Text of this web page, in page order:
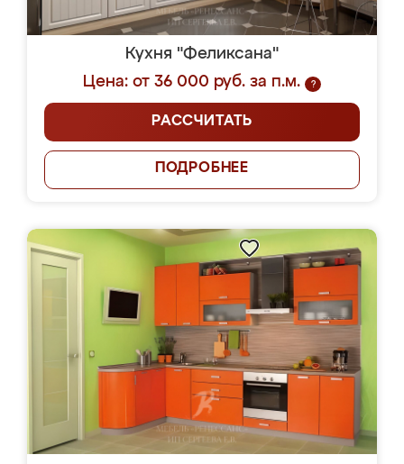
Кухня "Феликсана"
Цена: от 36 000 руб. за п.м.
?
РАССЧИТАТЬ
ПОДРОБНЕЕ